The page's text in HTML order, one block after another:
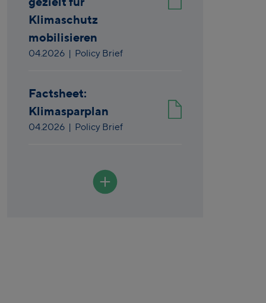
Klimaschutz
mobilisieren
04.2026 | Policy Brief
Factsheet:
Klimasparplan
04.2026 | Policy Brief